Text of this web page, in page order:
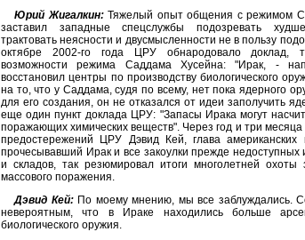
Юрий Жигалкин:Тяжелый опыт общения с режимом
заставил западные спецслужбы подозревать
трактовать неясности и двусмысленности не в пользу
октябре 2002-го года ЦРУ обнародовало доклад,
возможности режима Саддама Хусейна: "Ирак, -
восстановил центры по производству биологического
на то, что у Саддама, судя по всему, нет пока ядерного
для его создания, он не отказался от идеи заполучить
еще один пункт доклада ЦРУ: "Запасы Ирака могут
поражающих химических веществ". Через год и три месяца
предостережений ЦРУ Дэвид Кей, глава американских
прочесывавший Ирак и все закоулки прежде недоступных
и складов, так резюмировал итоги многолетней охоты
массового поражения.
Дэвид Кей:По моему мнению, мы все заблуждались.
невероятным, что в Ираке находились больше
биологического оружия.